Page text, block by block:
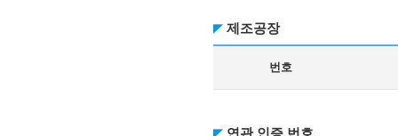
제조공장
번호